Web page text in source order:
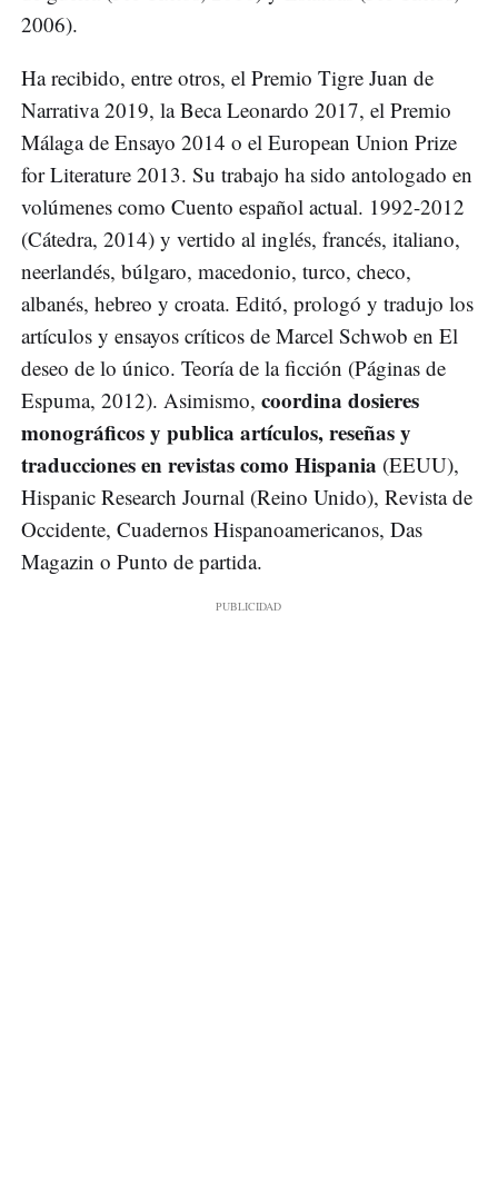
2006).
Ha recibido, entre otros, el Premio Tigre Juan de
Narrativa 2019, la Beca Leonardo 2017, el Premio
Málaga de Ensayo 2014 o el European Union Prize
for Literature 2013. Su trabajo ha sido antologado en
volúmenes como Cuento español actual. 1992-2012
(Cátedra, 2014) y vertido al inglés, francés, italiano,
neerlandés, búlgaro, macedonio, turco, checo,
albanés, hebreo y croata. Editó, prologó y tradujo los
artículos y ensayos críticos de Marcel Schwob en El
deseo de lo único. Teoría de la ficción (Páginas de
Espuma, 2012). Asimismo, coordina dosieres
monográficos y publica artículos, reseñas y
traducciones en revistas como Hispania (EEUU),
Hispanic Research Journal (Reino Unido), Revista de
Occidente, Cuadernos Hispanoamericanos, Das
Magazin o Punto de partida.